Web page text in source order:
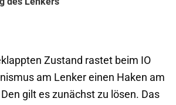
Zustand rastet beim IO
am Lenker einen Haken am
gilt es zunächst zu lösen. Das